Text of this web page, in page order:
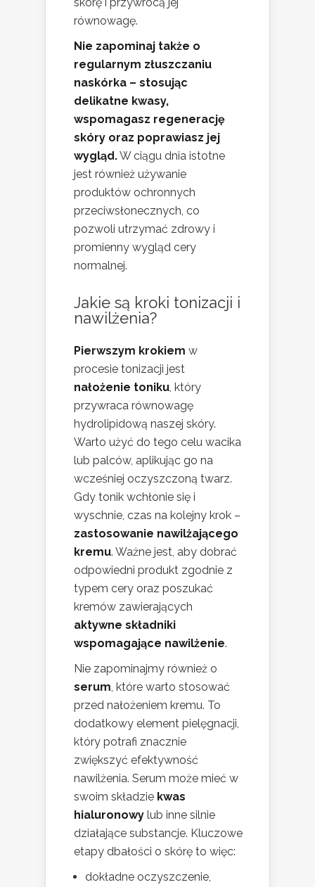
skórę i przywrócą jej
równowagę.
Nie zapominaj także o
regularnym złuszczaniu
naskórka – stosując
delikatne kwasy,
wspomagasz regenerację
skóry oraz poprawiasz jej
wygląd.W ciągu dnia istotne
jest również używanie
produktów ochronnych
przeciwsłonecznych, co
pozwoli utrzymać zdrowy i
promienny wygląd cery
normalnej.
Jakie są kroki tonizacji i
nawilżenia?
Pierwszym krokiem w
procesie tonizacji jest
nałożenie toniku, który
przywraca równowagę
hydrolipidową naszej skóry.
Warto użyć do tego celu wacika
lub palców, aplikując go na
wcześniej oczyszczoną twarz.
Gdy tonik wchłonie się i
wyschnie, czas na kolejny krok –
zastosowanie nawilżającego
kremu. Ważne jest, aby dobrać
odpowiedni produkt zgodnie z
typem cery oraz poszukać
kremów zawierających
aktywne składniki
wspomagające nawilżenie.
Nie zapominajmy również o
serum, które warto stosować
przed nałożeniem kremu. To
dodatkowy element pielęgnacji,
który potrafi znacznie
zwiększyć efektywność
nawilżenia. Serum może mieć w
swoim składzie kwas
hialuronowy lub inne silnie
działające substancje. Kluczowe
etapy dbałości o skórę to więc:
dokładne oczyszczenie,